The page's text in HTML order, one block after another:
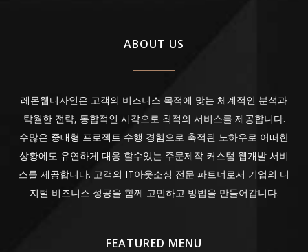
ABOUT US
레몬웹디자인은 고객의 비즈니스 목적에 맞는 체계적인 분석과
탁월한 전략, 통합적인 시각으로 최적의 서비스를 제공합니다.
수많은 중대형 프로젝트 수행 경험으로 축적된 노하우로 어떠한
상황에도 유연하게 대응 할수있는 주문제작 커스텀 웹개발 서비
스를 제공합니다. 고객의 IT아웃소싱 전문 파트너로서 기업의 디
지털 비즈니스 성공을 함께 고민하고 방법을 만들어갑니다.
FEATURED MENU